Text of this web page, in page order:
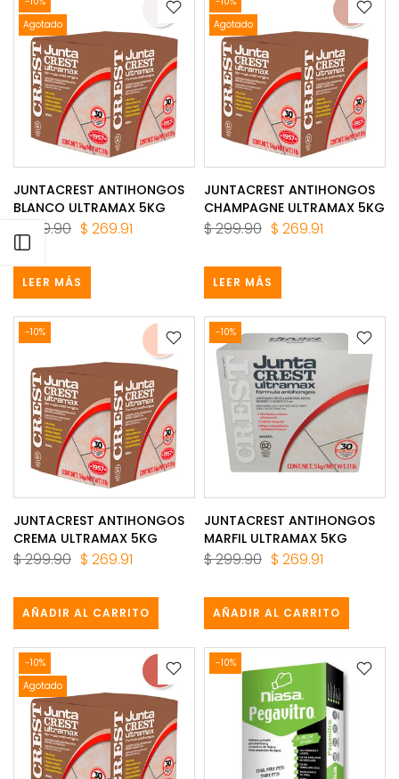
Agotado
JUNTACREST ANTIHONGOS
BLANCO ULTRAMAX 5KG
$ 299.90 $ 269.91
LEER MÁS
Agotado
JUNTACREST ANTIHONGOS
CHAMPAGNE ULTRAMAX 5KG
$ 299.90 $ 269.91
LEER MÁS
-10%
JUNTACREST ANTIHONGOS
CREMA ULTRAMAX 5KG
$ 299.90 $ 269.91
AÑADIR AL CARRITO
-10%
JUNTACREST ANTIHONGOS
MARFIL ULTRAMAX 5KG
$ 299.90 $ 269.91
AÑADIR AL CARRITO
-10%
Agotado
-10%